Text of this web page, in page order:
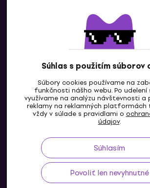
Súhlas s použitím súborov
Súbory cookies používame na
funkčnosti nášho webu. Po udelení
využívame na analýzu návštevnosti a
reklamy na reklamných
vždy v súlade s pravidlami o
údajov.
Súhlasím
Povoliť len nevyhnutné
SK